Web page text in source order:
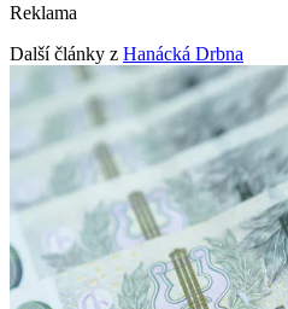
Reklama
Další články z Hanácká Drbna